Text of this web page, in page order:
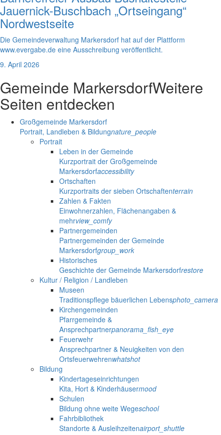
Jauernick-Buschbach „Ortseingang“
Nordwestseite
Die Gemeindeverwaltung Markersdorf hat auf der Plattform
www.evergabe.de eine Ausschreibung veröffentlicht.
9. April 2026
Gemeinde MarkersdorfWeitere
Seiten entdecken
Großgemeinde Markersdorf
Portrait, Landleben & Bildungnature_people
Portrait
Leben in der Gemeinde
Kurzportrait der Großgemeinde
Markersdorfaccessibility
Ortschaften
Kurzportraits der sieben Ortschaftenterrain
Zahlen & Fakten
Einwohnerzahlen, Flächenangaben &
mehrview_comfy
Partnergemeinden
Partnergemeinden der Gemeinde
Markersdorfgroup_work
Historisches
Geschichte der Gemeinde Markersdorfrestore
Kultur / Religion / Landleben
Museen
Traditionspflege bäuerlichen Lebensphoto_camera
Kirchengemeinden
Pfarrgemeinde &
Ansprechpartnerpanorama_fish_eye
Feuerwehr
Ansprechpartner & Neuigkeiten von den
Ortsfeuerwehrenwhatshot
Bildung
Kindertageseinrichtungen
Kita, Hort & Kinderhäusermood
Schulen
Bildung ohne weite Wegeschool
Fahrbibliothek
Standorte & Ausleihzeitenairport_shuttle